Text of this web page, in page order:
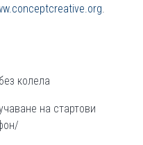
колела
на стартови